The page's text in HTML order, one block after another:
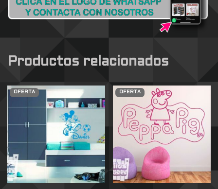
Productos relacionados
OFERTA OFERTA